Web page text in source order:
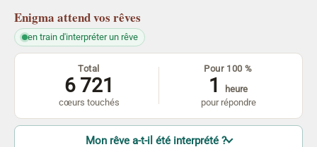
Enigma attend vos rêves
en train d'interpréter un rêve
Total
6 721
cœurs touchés
Pour 100 %
1
heure
pour répondre
Mon rêve a-t-il été interprété ?